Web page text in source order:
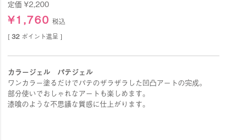
定価¥2,200
¥1,760 税込
[ 32 ポイント進呈 ]
カラージェル パテジェル
ワンカラー塗るだけでパテのザラザラした凹凸アートの完成。
部分使いでおしゃれなアートも楽しめます。
漆喰のような不思議な質感に仕上がります。